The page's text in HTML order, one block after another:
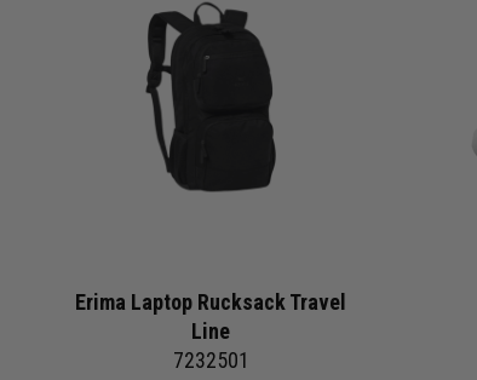
Erima Laptop Rucksack Travel
Line
7232501